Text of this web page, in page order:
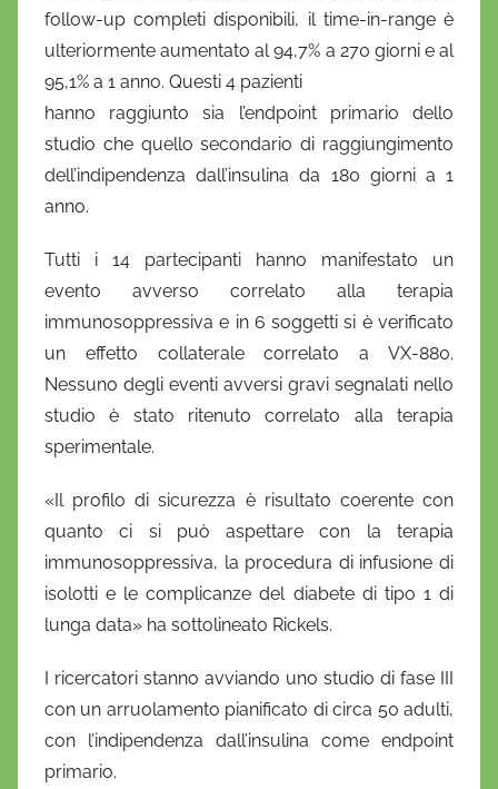
follow-up completi disponibili, il time-in-range è
ulteriormente aumentato al 94,7% a 270 giorni e al
95,1% a 1 anno. Questi 4 pazienti
hanno raggiunto sia l’endpoint primario dello
studio che quello secondario di raggiungimento
dell’indipendenza dall’insulina da 180 giorni a 1
anno.
Tutti i 14 partecipanti hanno manifestato un
evento avverso correlato alla terapia
immunosoppressiva e in 6 soggetti si è verificato
un effetto collaterale correlato a VX-880.
Nessuno degli eventi avversi gravi segnalati nello
studio è stato ritenuto correlato alla terapia
sperimentale.
«Il profilo di sicurezza è risultato coerente con
quanto ci si può aspettare con la terapia
immunosoppressiva, la procedura di infusione di
isolotti e le complicanze del diabete di tipo 1 di
lunga data» ha sottolineato Rickels.
I ricercatori stanno avviando uno studio di fase III
con un arruolamento pianificato di circa 50 adulti,
con l’indipendenza dall’insulina come endpoint
primario.